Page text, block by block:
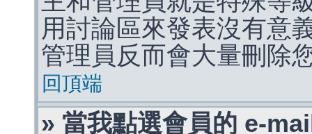
用討論區來發表沒有意
管理員反而會大量刪除
回頂端
» 當我點選會員的 e-